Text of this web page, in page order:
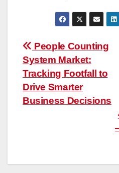
Post
navigation
People Counting
System Market:
Tracking Footfall to
Drive Smarter
Business Decisions